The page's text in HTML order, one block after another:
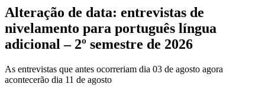
Alteração de data: entrevistas de
nivelamento para português língua
adicional – 2º semestre de 2026
As entrevistas que antes ocorreriam dia 03 de agosto agora
acontecerão dia 11 de agosto